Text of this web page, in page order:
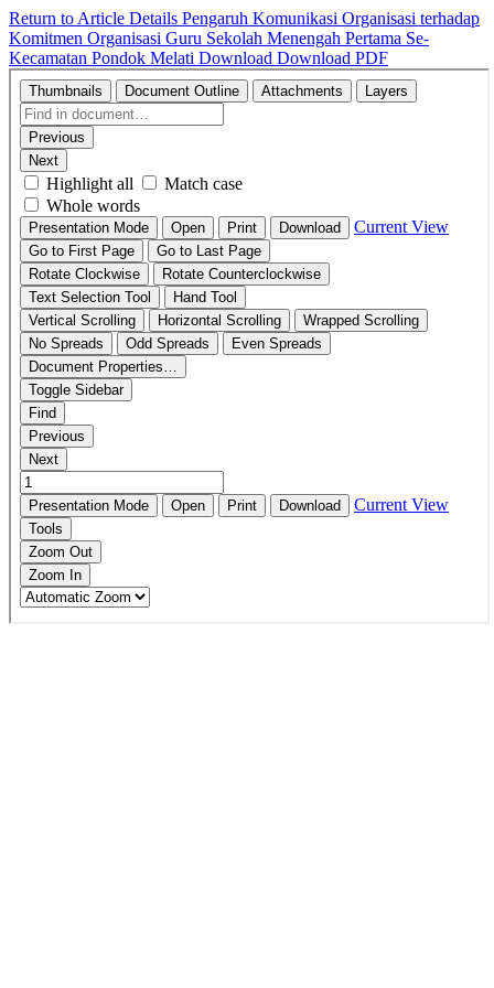
Return to Article Details Pengaruh Komunikasi Organisasi terhadap
Komitmen Organisasi Guru Sekolah Menengah Pertama Se-
Kecamatan Pondok Melati Download Download PDF